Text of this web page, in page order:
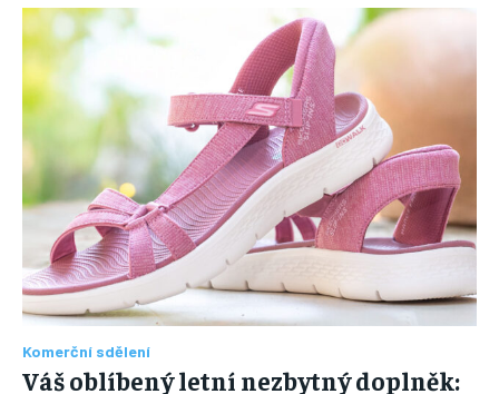
Komerční sdělení
Váš oblíbený letní nezbytný doplněk: